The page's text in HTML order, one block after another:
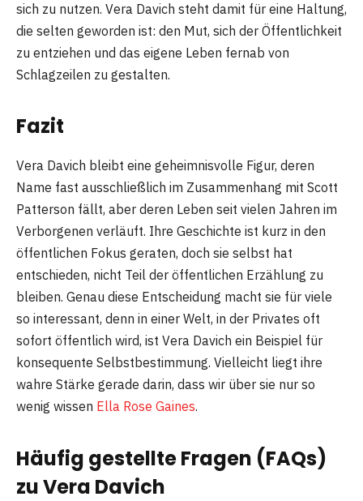
sich zu nutzen. Vera Davich steht damit für eine Haltung,
die selten geworden ist: den Mut, sich der Öffentlichkeit
zu entziehen und das eigene Leben fernab von
Schlagzeilen zu gestalten.
Fazit
Vera Davich bleibt eine geheimnisvolle Figur, deren
Name fast ausschließlich im Zusammenhang mit Scott
Patterson fällt, aber deren Leben seit vielen Jahren im
Verborgenen verläuft. Ihre Geschichte ist kurz in den
öffentlichen Fokus geraten, doch sie selbst hat
entschieden, nicht Teil der öffentlichen Erzählung zu
bleiben. Genau diese Entscheidung macht sie für viele
so interessant, denn in einer Welt, in der Privates oft
sofort öffentlich wird, ist Vera Davich ein Beispiel für
konsequente Selbstbestimmung. Vielleicht liegt ihre
wahre Stärke gerade darin, dass wir über sie nur so
wenig wissen Ella Rose Gaines.
Häufig gestellte Fragen (FAQs)
zu Vera Davich